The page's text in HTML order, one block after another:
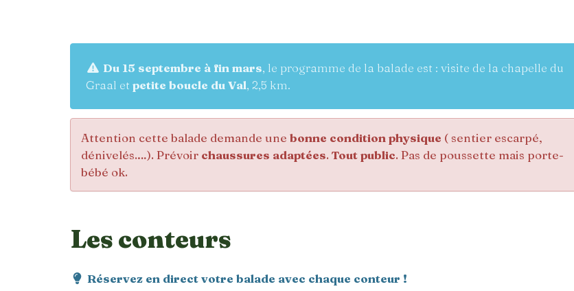
Du 15 septembre à fin mars, le programme de la balade est : visite de la chapelle du
Graal et petite boucle du Val, 2,5 km.
Attention cette balade demande une bonne condition physique ( sentier escarpé,
dénivelés.…). Prévoir chaussures adaptées. Tout public. Pas de poussette mais porte-
bébé ok.
Les conteurs
Réservez en direct votre balade avec chaque conteur !